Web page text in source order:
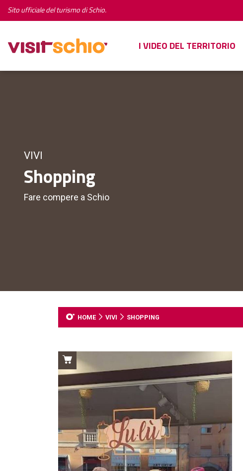
Sito ufficiale del turismo di Schio.
I VIDEO DEL TERRITORIO
VIVI
Shopping
Fare compere a Schio
HOME VIVI SHOPPING